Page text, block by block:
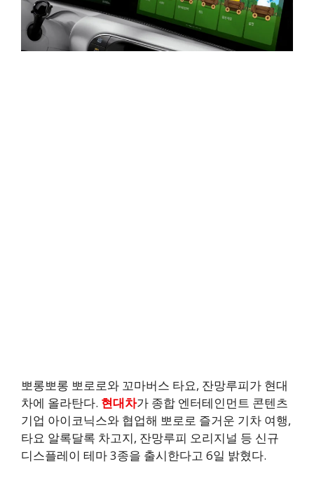
뽀롱뽀롱 뽀로로와 꼬마버스 타요, 잔망루피가 현대
차에 올라탄다. 현대차가 종합 엔터테인먼트 콘텐츠
기업 아이코닉스와 협업해 뽀로로 즐거운 기차 여행,
타요 알록달록 차고지, 잔망루피 오리지널 등 신규
디스플레이 테마 3종을 출시한다고 6일 밝혔다.